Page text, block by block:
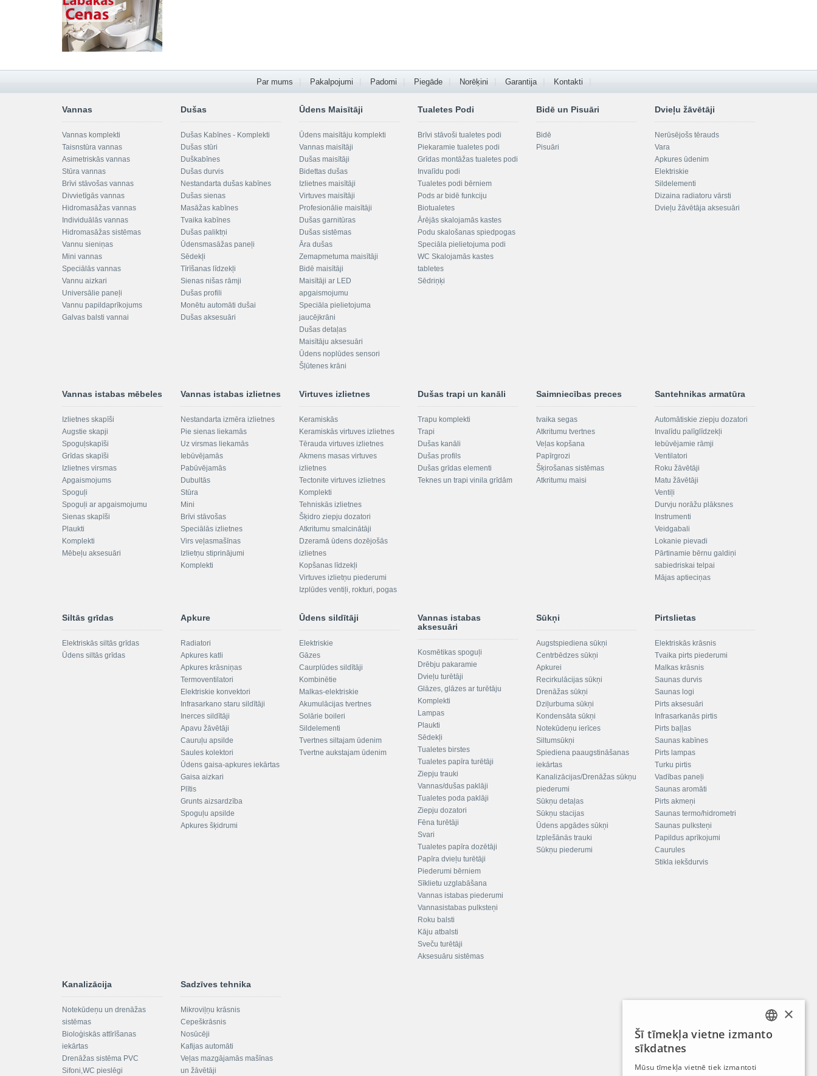
Par mums Pakalpojumi Padomi Piegāde Norēķini Garantija Kontakti
Vannas
Vannas komplekti
Taisnstūra vannas
Asimetriskās vannas
Stūra vannas
Brīvi stāvošas vannas
Divvietīgās vannas
Hidromasāžas vannas
Individuālās vannas
Hidromasāžas sistēmas
Vannu sieniņas
Mini vannas
Speciālās vannas
Vannu aizkari
Universālie paneļi
Vannu papildaprīkojums
Galvas balsti vannai
Dušas
Dušas Kabīnes - Komplekti
Dušas stūri
Duškabīnes
Dušas durvis
Nestandarta dušas kabīnes
Dušas sienas
Masāžas kabīnes
Tvaika kabīnes
Dušas paliktņi
Ūdensmasāžas paneļi
Sēdekļi
Tīrīšanas līdzekļi
Sienas nišas rāmji
Dušas profili
Monētu automāti dušai
Dušas aksesuāri
Ūdens Maisītāji
Ūdens maisītāju komplekti
Vannas maisītāji
Dušas maisītāji
Bidettas dušas
Izlietnes maisītāji
Virtuves maisītāji
Profesionālie maisītāji
Dušas garnitūras
Dušas sistēmas
Āra dušas
Zemapmetuma maisītāji
Bidē maisītāji
Maisītāji ar LED
apgaismojumu
Speciāla pielietojuma
jaucējkrāni
Dušas detaļas
Maisītāju aksesuāri
Ūdens noplūdes sensori
Šļūtenes krāni
Tualetes Podi
Brīvi stāvoši tualetes podi
Piekaramie tualetes podi
Grīdas montāžas tualetes podi
Invalīdu podi
Tualetes podi bērniem
Pods ar bidē funkciju
Biotualetes
Ārējās skalojamās kastes
Podu skalošanas spiedpogas
Speciāla pielietojuma podi
WC Skalojamās kastes
tabletes
Sēdriņķi
Bidē un Pisuāri
Bidē
Pisuāri
Dvieļu žāvētāji
Nerūsējošs tērauds
Vara
Apkures ūdenim
Elektriskie
Sildelementi
Dizaina radiatoru vārsti
Dvieļu žāvētāja aksesuāri
Vannas istabas mēbeles
Izlietnes skapīši
Augstie skapji
Spoguļskapīši
Grīdas skapīši
Izlietnes virsmas
Apgaismojums
Spoguļi
Spoguļi ar apgaismojumu
Sienas skapīši
Plaukti
Komplekti
Mēbeļu aksesuāri
Vannas istabas izlietnes
Nestandarta izmēra izlietnes
Pie sienas liekamās
Uz virsmas liekamās
Iebūvējamās
Pabūvējamās
Dubultās
Stūra
Mini
Brīvi stāvošas
Speciālās izlietnes
Virs veļasmašīnas
Izlietņu stiprinājumi
Komplekti
Virtuves izlietnes
Keramiskās
Keramiskās virtuves izlietnes
Tērauda virtuves izlietnes
Akmens masas virtuves
izlietnes
Tectonite virtuves izlietnes
Komplekti
Tehniskās izlietnes
Šķidro ziepju dozatori
Atkritumu smalcinātāji
Dzeramā ūdens dozējošās
izlietnes
Kopšanas līdzekļi
Virtuves izlietņu piederumi
Izplūdes ventiļi, rokturi, pogas
Dušas trapi un kanāli
Trapu komplekti
Trapi
Dušas kanāli
Dušas profils
Dušas grīdas elementi
Teknes un trapi vinila grīdām
Saimniecības preces
tvaika segas
Atkritumu tvertnes
Veļas kopšana
Papīrgrozi
Šķirošanas sistēmas
Atkritumu maisi
Santehnikas armatūra
Automātiskie ziepju dozatori
Invalīdu palīglīdzekļi
Iebūvējamie rāmji
Ventilatori
Roku žāvētāji
Matu žāvētāji
Ventiļi
Durvju norāžu plāksnes
Instrumenti
Veidgabali
Lokanie pievadi
Pārtinamie bērnu galdiņi
sabiedriskai telpai
Mājas aptieciņas
Siltās grīdas
Elektriskās siltās grīdas
Ūdens siltās grīdas
Apkure
Radiatori
Apkures katli
Apkures krāsniņas
Termoventilatori
Elektriskie konvektori
Infrasarkano staru sildītāji
Inerces sildītāji
Apavu žāvētāji
Cauruļu apsilde
Saules kolektori
Ūdens gaisa-apkures iekārtas
Gaisa aizkari
Plītis
Grunts aizsardzība
Spoguļu apsilde
Apkures šķidrumi
Ūdens sildītāji
Elektriskie
Gāzes
Caurplūdes sildītāji
Kombinētie
Malkas-elektriskie
Akumulācijas tvertnes
Solārie boileri
Sildelementi
Tvertnes siltajam ūdenim
Tvertne aukstajam ūdenim
Vannas istabas
aksesuāri
Kosmētikas spoguļi
Drēbju pakaramie
Dvieļu turētāji
Glāzes, glāzes ar turētāju
Komplekti
Lampas
Plaukti
Sēdekļi
Tualetes birstes
Tualetes papīra turētāji
Ziepju trauki
Vannas/dušas paklāji
Tualetes poda paklāji
Ziepju dozatori
Fēna turētāji
Svari
Tualetes papīra dozētāji
Papīra dvieļu turētāji
Piederumi bērniem
Sīklietu uzglabāšana
Vannas istabas piederumi
Vannasistabas pulksteņi
Roku balsti
Kāju atbalsti
Sveču turētāji
Aksesuāru sistēmas
Sūkņi
Augstspiediena sūkņi
Centrbēdzes sūkņi
Apkurei
Recirkulācijas sūkņi
Drenāžas sūkņi
Dziļurbuma sūkņi
Kondensāta sūkņi
Notekūdeņu ierīces
Siltumsūkņi
Spiediena paaugstināšanas
iekārtas
Kanalizācijas/Drenāžas sūkņu
piederumi
Sūkņu detaļas
Sūkņu stacijas
Ūdens apgādes sūkņi
Izplešānās trauki
Sūkņu piederumi
Pirtslietas
Elektriskās krāsnis
Tvaika pirts piederumi
Malkas krāsnis
Saunas durvis
Saunas logi
Pirts aksesuāri
Infrasarkanās pirtis
Pirts baļļas
Saunas kabīnes
Pirts lampas
Turku pirtis
Vadības paneļi
Saunas aromāti
Pirts akmeņi
Saunas termo/hidrometri
Saunas pulksteņi
Papildus aprīkojumi
Caurules
Stikla iekšdurvis
Kanalizācija
Notekūdeņu un drenāžas
sistēmas
Bioloģiskās attīrīšanas
iekārtas
Drenāžas sistēma PVC
Sifoni,WC pieslēgi
Sadzīves tehnika
Mikroviļņu krāsnis
Cepeškrāsnis
Nosūcēji
Kafijas automāti
Veļas mazgājamās mašīnas
un žāvētāji
LATVIAN
×
Šī tīmekļa vietne izmanto
sīkdatnes
Mūsu tīmekļa vietnē tiek izmantoti